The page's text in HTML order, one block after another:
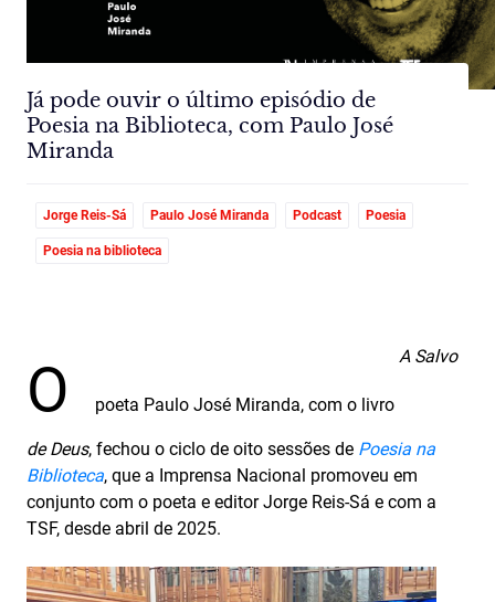
Já pode ouvir o último episódio de
Poesia na Biblioteca, com Paulo José
Miranda
Jorge Reis-Sá Paulo José Miranda Podcast Poesia
Poesia na biblioteca
O poeta Paulo José Miranda, com o livro
A Salvo
de Deus, fechou o ciclo de oito sessões de Poesia na
Biblioteca, que a Imprensa Nacional promoveu em
conjunto com o poeta e editor Jorge Reis-Sá e com a
TSF, desde abril de 2025.